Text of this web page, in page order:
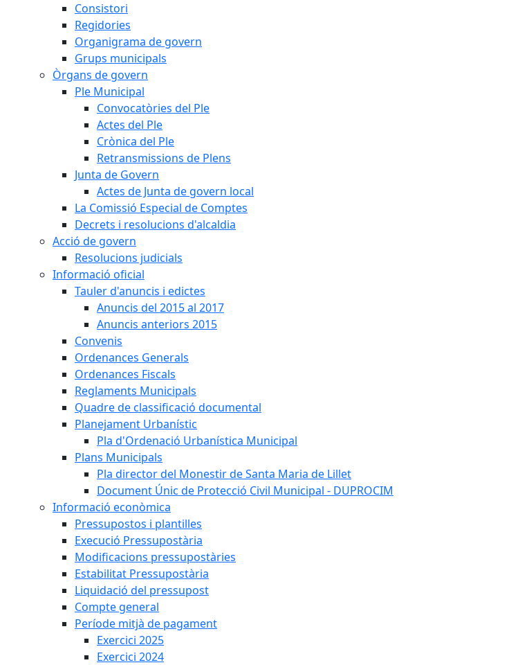
Consistori
Regidories
Organigrama de govern
Grups municipals
Òrgans de govern
Ple Municipal
Convocatòries del Ple
Actes del Ple
Crònica del Ple
Retransmissions de Plens
Junta de Govern
Actes de Junta de govern local
La Comissió Especial de Comptes
Decrets i resolucions d'alcaldia
Acció de govern
Resolucions judicials
Informació oficial
Tauler d'anuncis i edictes
Anuncis del 2015 al 2017
Anuncis anteriors 2015
Convenis
Ordenances Generals
Ordenances Fiscals
Reglaments Municipals
Quadre de classificació documental
Planejament Urbanístic
Pla d'Ordenació Urbanística Municipal
Plans Municipals
Pla director del Monestir de Santa Maria de Lillet
Document Únic de Protecció Civil Municipal - DUPROCIM
Informació econòmica
Pressupostos i plantilles
Execució Pressupostària
Modificacions pressupostàries
Estabilitat Pressupostària
Liquidació del pressupost
Compte general
Període mitjà de pagament
Exercici 2025
Exercici 2024